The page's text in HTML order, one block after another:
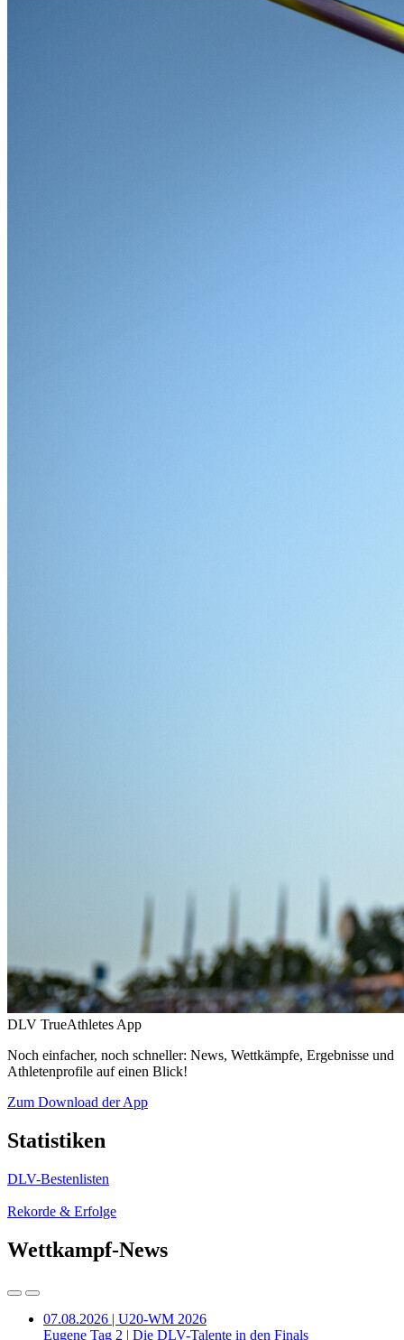
DLV TrueAthletes App
Noch einfacher, noch schneller: News, Wettkämpfe, Ergebnisse und
Athletenprofile auf einen Blick!
Zum Download der App
Statistiken
DLV-Bestenlisten
Rekorde & Erfolge
Wettkampf-News
07.08.2026 | U20-WM 2026
Eugene Tag 2 | Die DLV-Talente in den Finals